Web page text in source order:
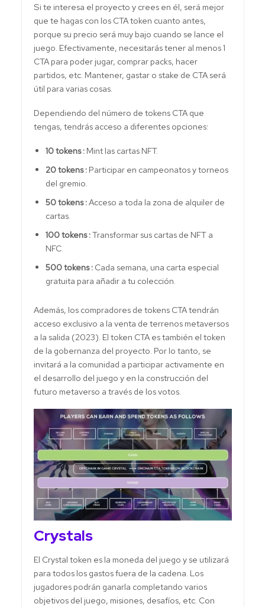
Si te interesa el proyecto y crees en él, será mejor
que te hagas con los CTA token cuanto antes,
porque su precio será muy bajo cuando se lance el
juego. Efectivamente, necesitarás tener al menos 1
CTA para poder jugar, comprar packs, hacer
partidos, etc. Mantener, gastar o stake de CTA será
útil para varias cosas.
Dependiendo del número de tokens CTA que
tengas, tendrás acceso a diferentes opciones:
10 tokens :Mint las cartas NFT.
20 tokens :Participar en campeonatos y torneos
del gremio.
50 tokens :Acceso a toda la zona de alquiler de
cartas.
100 tokens :Transformar sus cartas de NFT a
NFC.
500 tokens :Cada semana, una carta especial
gratuita para añadir a tu colección.
Además, los compradores de tokens CTA tendrán
acceso exclusivo a la venta de terrenos metaversos
a la salida (2023). El token CTA es también el token
de la gobernanza del proyecto. Por lo tanto, se
invitará a la comunidad a participar activamente en
el desarrollo del juego y en la construcción del
futuro metaverso a través de los votos.
Crystals
El Crystal token es la moneda del juego y se utilizará
para todos los gastos fuera de la cadena. Los
jugadores podrán ganarla completando varios
objetivos del juego, misiones, desafíos, etc. Con